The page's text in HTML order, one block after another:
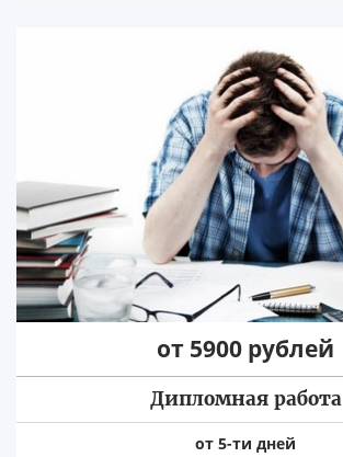
от 5900 рублей
Дипломная работа
от 5-ти дней